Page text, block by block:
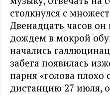
столкнулся с
Двенадцать часов он
дождем в мокрой
начались
забега появилась
парня «голова плохо
дистанцию 27 июля,